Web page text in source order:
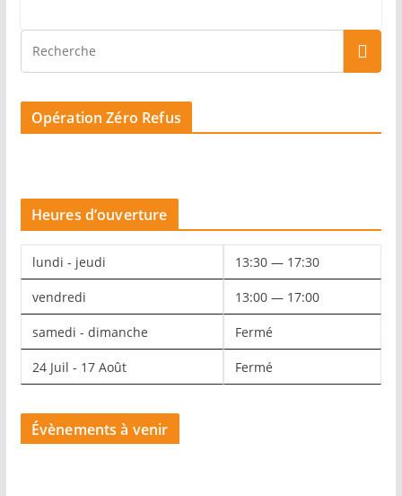
Opération Zéro Refus
Heures d’ouverture
lundi - jeudi 13:30 — 17:30
vendredi 13:00 — 17:00
samedi - dimanche Fermé
24 Juil - 17 Août Fermé
Évènements à venir